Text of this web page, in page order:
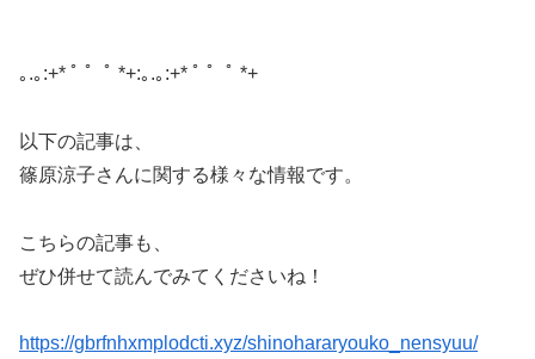
｡.｡:+* ﾟ ゜ﾟ *+:｡.｡:+* ﾟ ゜ﾟ *+
以下の記事は、
篠原涼子さんに関する様々な情報です。
こちらの記事も、
ぜひ併せて読んでみてくださいね！
https://gbrfnhxmplodcti.xyz/shinohararyouko_nensyuu/